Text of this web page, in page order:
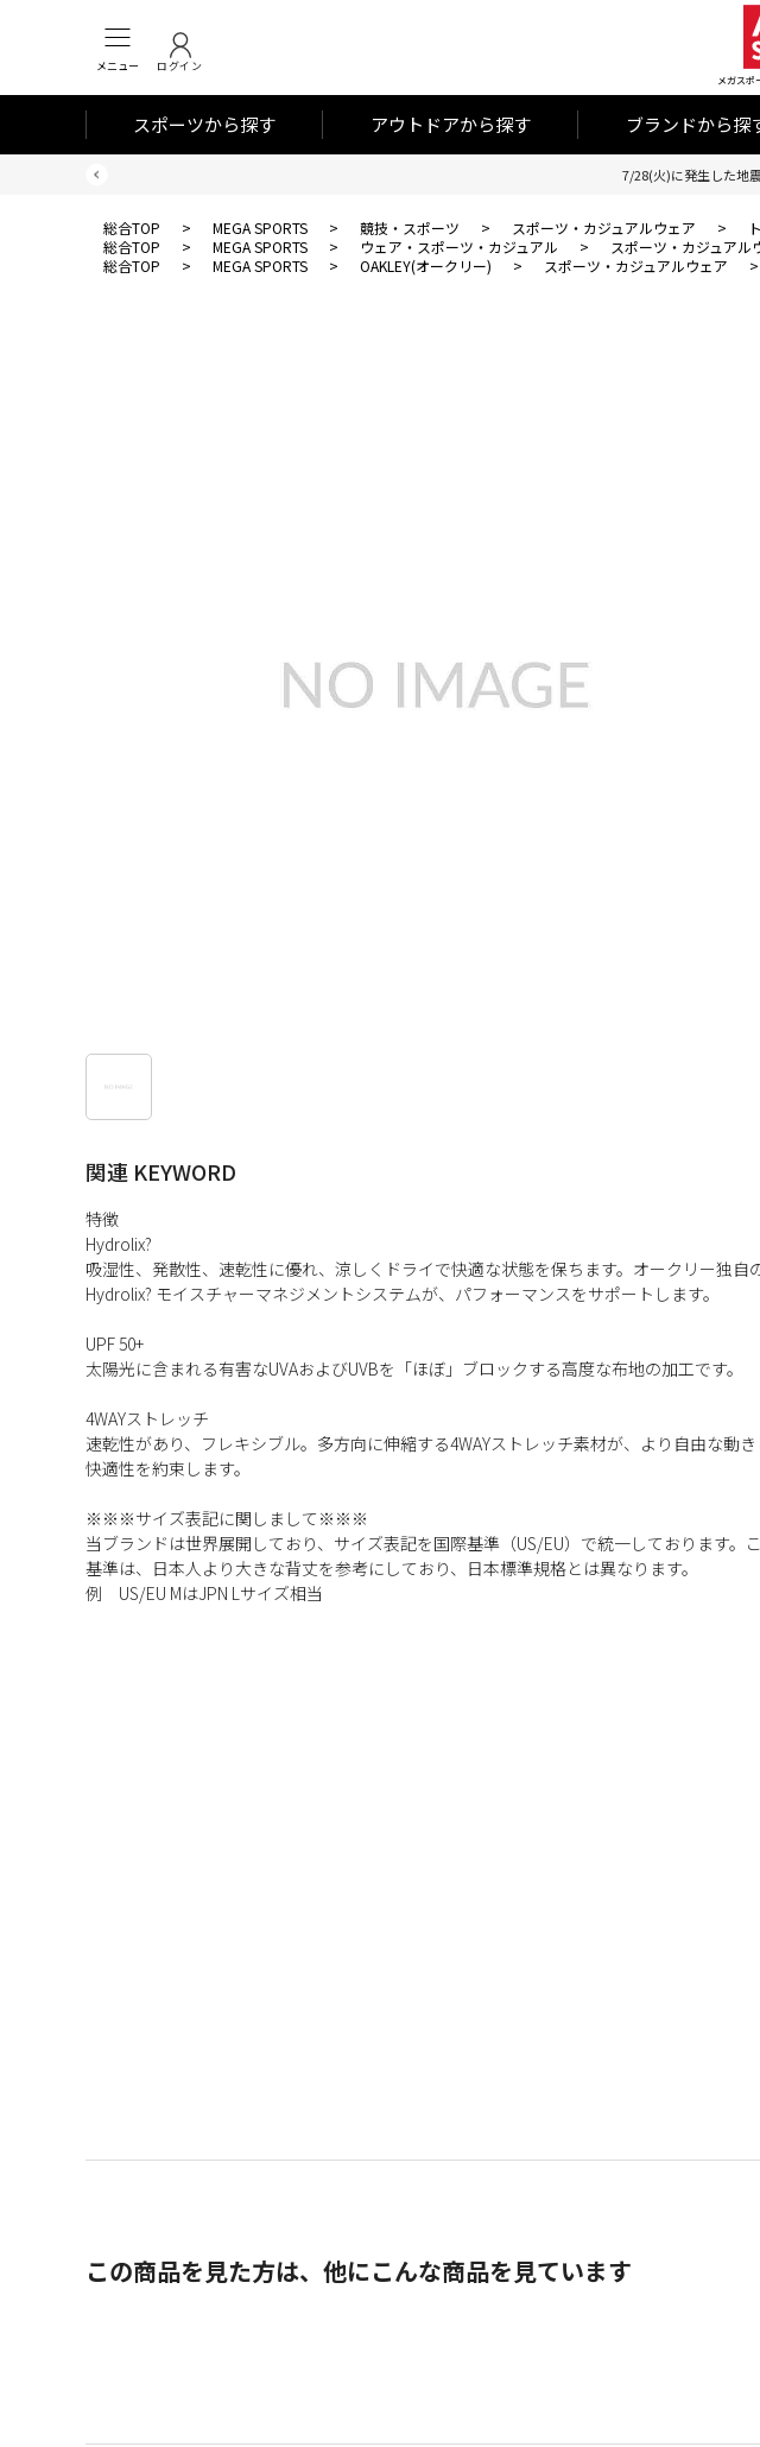
メニュー ログイン
メガスポ
スポーツから探す アウトドアから探す ブランドから探
7/28(火)に発生した地
総合TOP > MEGA SPORTS > 競技・スポーツ > スポーツ・カジュアルウェア >
総合TOP
> MEGA SPORTS > ウェア・スポーツ・カジュアル > スポーツ・カジュアル
総合TOP
> MEGA SPORTS > OAKLEY(オークリー) > スポーツ・カジュアルウェア >
関連 KEYWORD
特徴
Hydrolix?
吸湿性、発散性、速乾性に優れ、涼しくドライで快適な状態を保ちます。オークリー独自
Hydrolix? モイスチャーマネジメントシステムが、パフォーマンスをサポートします。
UPF 50+
太陽光に含まれる有害なUVAおよびUVBを「ほぼ」ブロックする高度な布地の加工です。
4WAYストレッチ
速乾性があり、フレキシブル。多方向に伸縮する4WAYストレッチ素材が、より自由な動き
快適性を約束します。
※※※サイズ表記に関しまして※※※
当ブランドは世界展開しており、サイズ表記を国際基準（US/EU）で統一しております。
基準は、日本人より大きな背丈を参考にしており、日本標準規格とは異なります。
例 US/EU MはJPN Lサイズ相当
この商品を見た方は、他にこんな商品を見ています